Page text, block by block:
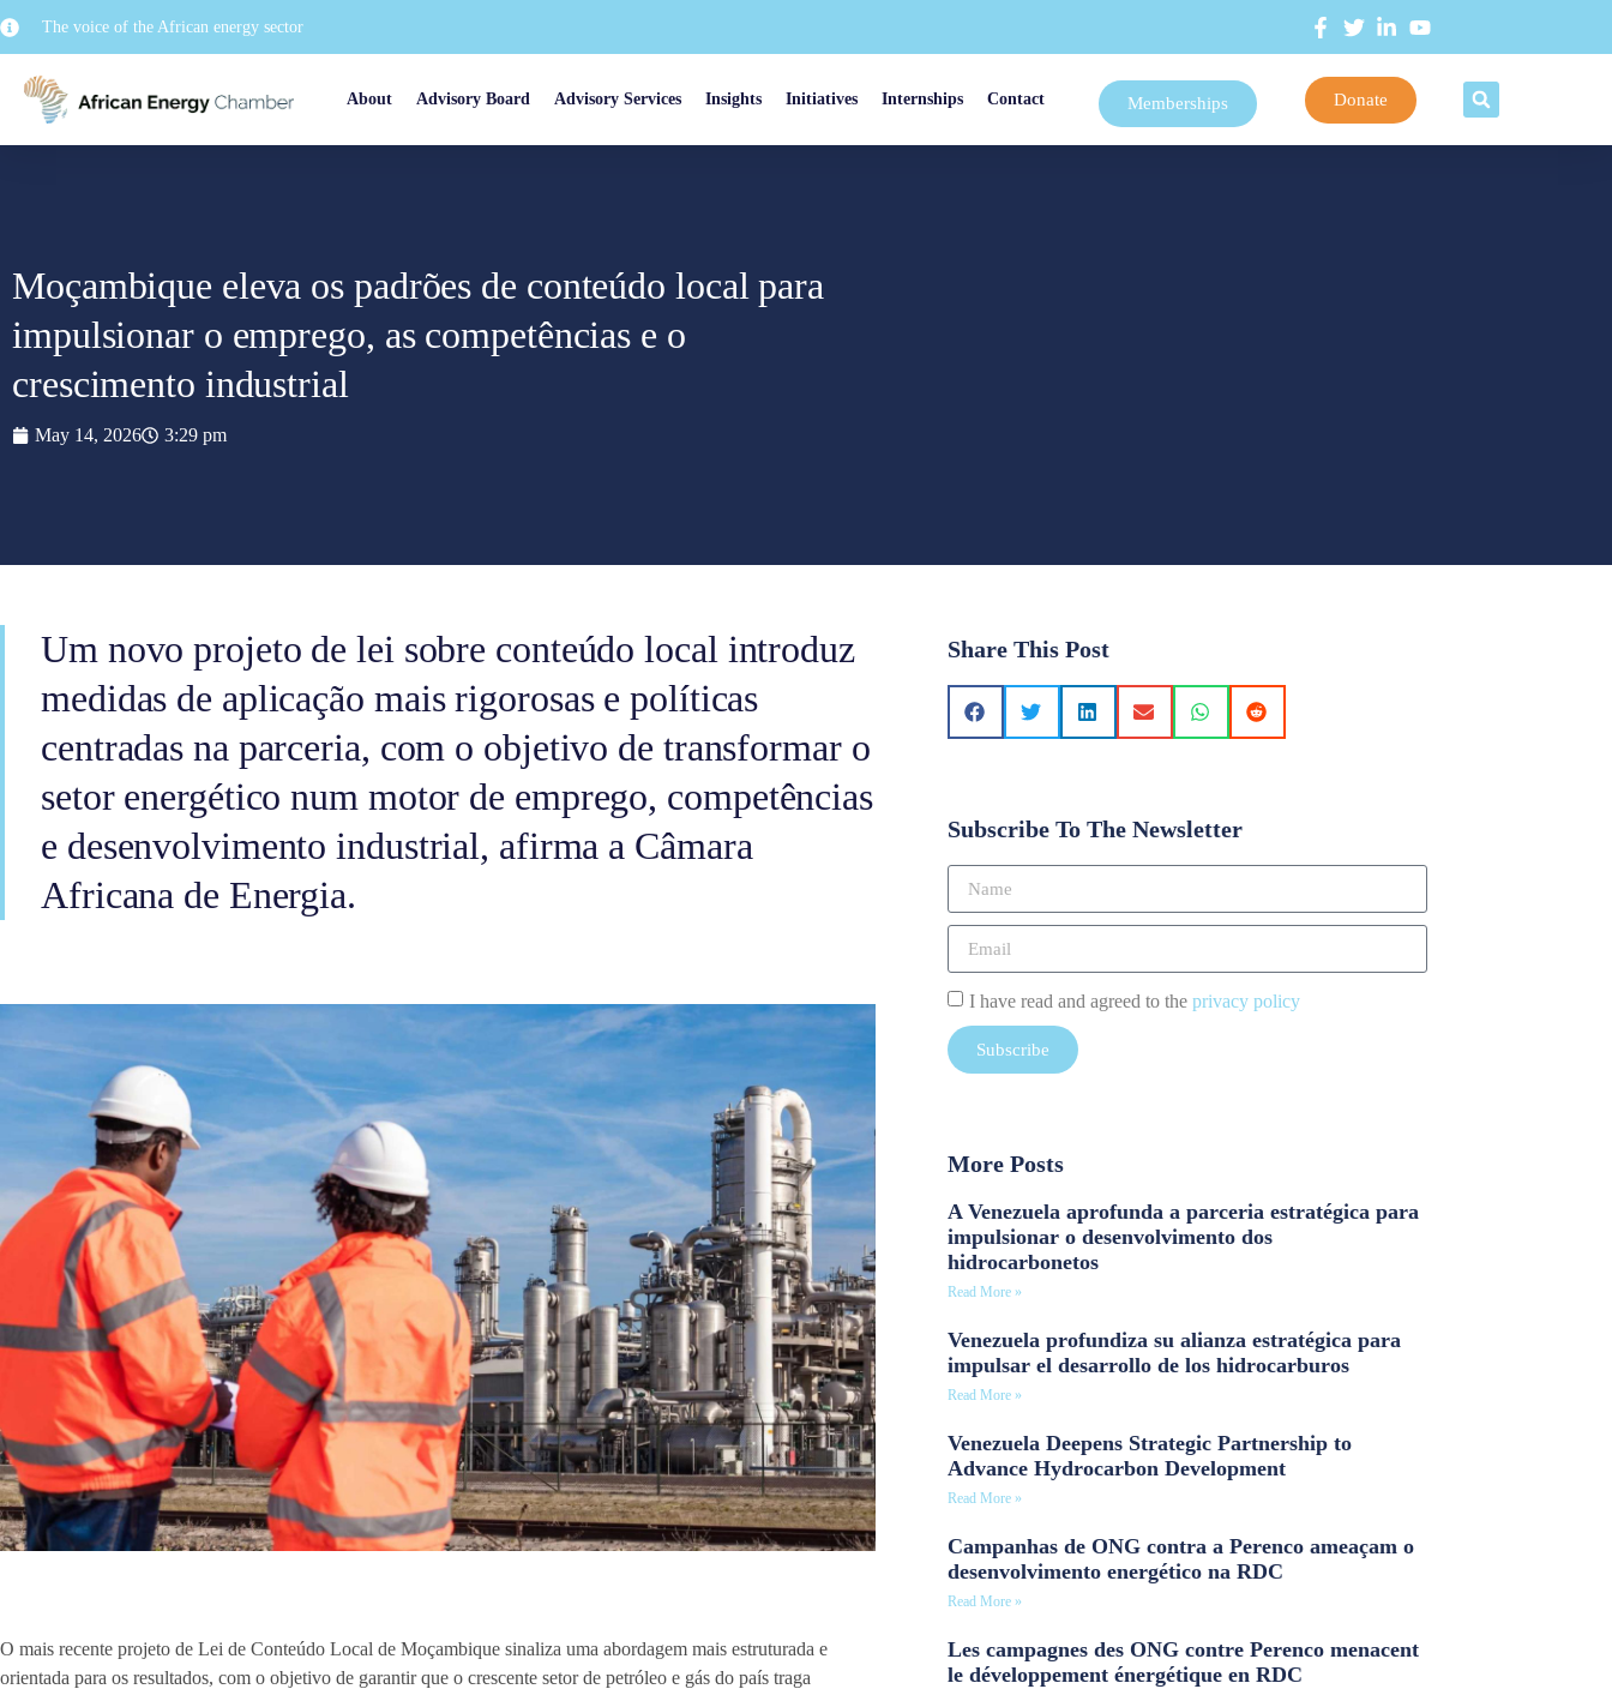
The voice of the African energy sector
About Advisory Board Advisory Services Insights Initiatives Internships Contact Memberships Donate
Moçambique eleva os padrões de conteúdo local para
impulsionar o emprego, as competências e o
crescimento industrial
May 14, 2026 3:29 pm
Um novo projeto de lei sobre conteúdo local introduz
medidas de aplicação mais rigorosas e políticas
centradas na parceria, com o objetivo de transformar o
setor energético num motor de emprego, competências
e desenvolvimento industrial, afirma a Câmara
Africana de Energia.
O mais recente projeto de Lei de Conteúdo Local de Moçambique sinaliza uma abordagem mais estruturada e
orientada para os resultados, com o objetivo de garantir que o crescente setor de petróleo e gás do país traga
Share This Post
Subscribe To The Newsletter
I have read and agreed to the privacy policy
Subscribe
More Posts
A Venezuela aprofunda a parceria estratégica para
impulsionar o desenvolvimento dos
hidrocarbonetos
Read More »
Venezuela profundiza su alianza estratégica para
impulsar el desarrollo de los hidrocarburos
Read More »
Venezuela Deepens Strategic Partnership to
Advance Hydrocarbon Development
Read More »
Campanhas de ONG contra a Perenco ameaçam o
desenvolvimento energético na RDC
Read More »
Les campagnes des ONG contre Perenco menacent
le développement énergétique en RDC